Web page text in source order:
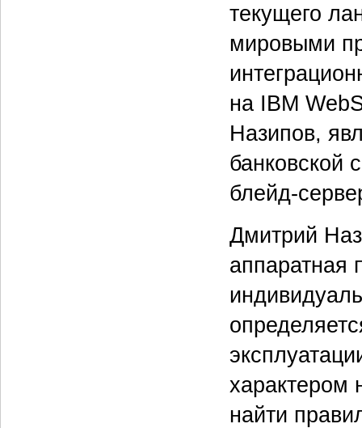
текущего
мировыми
на IBM
Назипов,
банковской
Дмитрий
аппаратная
характером
найти